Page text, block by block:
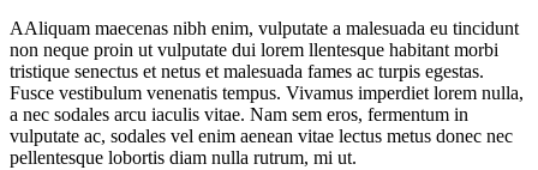
AAliquam maecenas nibh enim, vulputate a malesuada eu tincidunt
non neque proin ut vulputate dui lorem llentesque habitant morbi
tristique senectus et netus et malesuada fames ac turpis egestas.
Fusce vestibulum venenatis tempus. Vivamus imperdiet lorem nulla,
a nec sodales arcu iaculis vitae. Nam sem eros, fermentum in
vulputate ac, sodales vel enim aenean vitae lectus metus donec nec
pellentesque lobortis diam nulla rutrum, mi ut.